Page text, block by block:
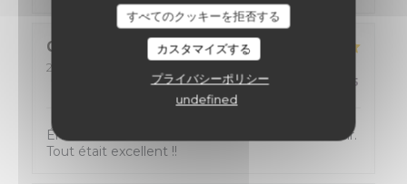
すべてのクッキーを拒否する
カスタマイズする
プライバシーポリシー
undefined
Catherine
2026-08-01
雰囲気:4/5 メニュー:5/5 /5
Énormément de choix et donc difficile de choisir.
Tout était excellent !!